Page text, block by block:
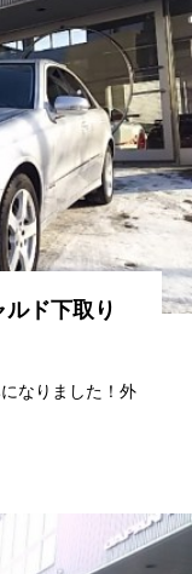
ド下取り
なりました！外